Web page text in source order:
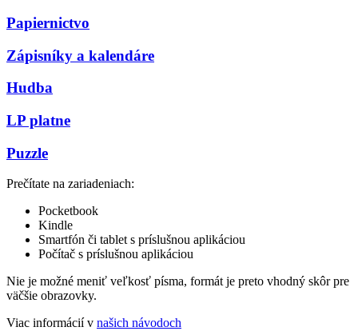
Papiernictvo
Zápisníky a kalendáre
Hudba
LP platne
Puzzle
Prečítate na zariadeniach:
Pocketbook
Kindle
Smartfón či tablet s príslušnou aplikáciou
Počítač s príslušnou aplikáciou
Nie je možné meniť veľkosť písma, formát je preto vhodný skôr pre
väčšie obrazovky.
Viac informácií v našich návodoch